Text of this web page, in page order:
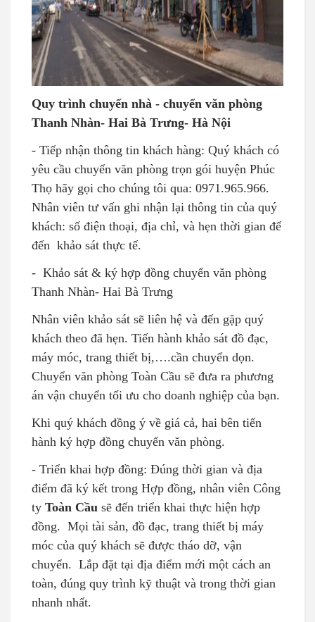
Quy trình chuyển nhà - chuyển văn phòng
Thanh Nhàn- Hai Bà Trưng- Hà Nội
- Tiếp nhận thông tin khách hàng: Quý khách có
yêu cầu chuyển văn phòng trọn gói huyện Phúc
Thọ hãy gọi cho chúng tôi qua: 0971.965.966.
Nhân viên tư vấn ghi nhận lại thông tin của quý
khách: số điện thoại, địa chỉ, và hẹn thời gian để
đến khảo sát thực tế.
- Khảo sát & ký hợp đồng chuyển văn phòng
Thanh Nhàn- Hai Bà Trưng
Nhân viên khảo sát sẽ liên hệ và đến gặp quý
khách theo đã hẹn. Tiến hành khảo sát đồ đạc,
máy móc, trang thiết bị,….cần chuyển dọn.
Chuyển văn phòng Toàn Cầu sẽ đưa ra phương
án vận chuyển tối ưu cho doanh nghiệp của bạn.
Khi quý khách đồng ý về giá cả, hai bên tiến
hành ký hợp đồng chuyển văn phòng.
- Triển khai hợp đồng: Đúng thời gian và địa
điểm đã ký kết trong Hợp đồng, nhân viên Công
ty Toàn Cầu sẽ đến triển khai thực hiện hợp
đồng. Mọi tài sản, đồ đạc, trang thiết bị máy
móc của quý khách sẽ được tháo dỡ, vận
chuyển. Lắp đặt tại địa điểm mới một cách an
toàn, đúng quy trình kỹ thuật và trong thời gian
nhanh nhất.